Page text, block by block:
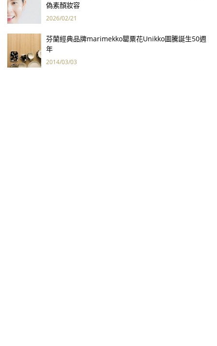
偽素顏妝容
2026/02/21
芬蘭經典品牌marimekko罌粟花Unikko圖騰誕生50週
年
2014/03/03